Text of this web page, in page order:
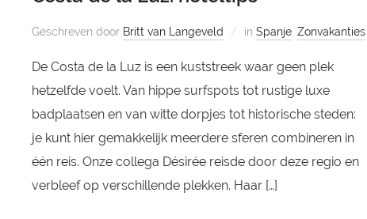
Geschreven door Britt van Langeveld in Spanje, Zonvakanties
De Costa de la Luz is een kuststreek waar geen plek
hetzelfde voelt. Van hippe surfspots tot rustige luxe
badplaatsen en van witte dorpjes tot historische steden:
je kunt hier gemakkelijk meerdere sferen combineren in
één reis. Onze collega Désirée reisde door deze regio en
verbleef op verschillende plekken. Haar […]